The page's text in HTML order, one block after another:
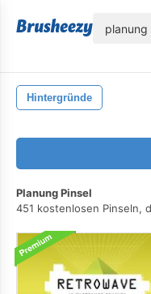
Hintergründe
Planung Pinsel
451 kostenlosen Pinseln,